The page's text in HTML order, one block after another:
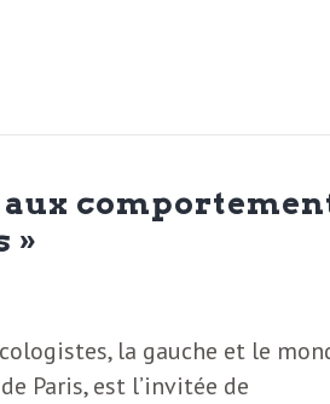
aux
»
la gauche et le
Paris, est l’invitée de